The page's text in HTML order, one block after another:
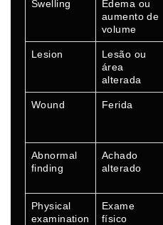
Swelling
Edema ou
aumento de
volume
Lesion
Lesão ou
área
alterada
Wound Ferida
Abnormal
finding
Achado
alterado
Physical
examination
Exame
físico